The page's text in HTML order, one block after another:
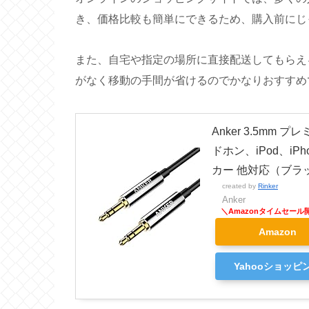
き、価格比較も簡単にできるため、購入前に
また、自宅や指定の場所に直接配送してもら
がなく移動の手間が省けるのでかなりおすす
Anker 3.5mm プレ
ドホン、iPod、
カー 他対応（ブラ
created by Rinker
Anker
Amazon
Yahooショッピ